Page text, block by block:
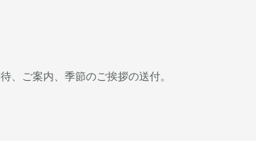
、ご案内、季節のご挨拶の送付。